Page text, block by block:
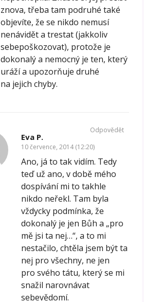
znova, třeba tam podruhé také
objevíte, že se nikdo nemusí
nenávidět a trestat (jakkoliv
sebepoškozovat), protože je
dokonalý a nemocný je ten, který
uráží a upozorňuje druhé
na jejich chyby.
Eva P.
10 července, 2014 (12:20)
Ano, já to tak vidím. Tedy
teď už ano, v době mého
dospívání mi to takhle
nikdo neřekl. Tam byla
vždycky podmínka, že
dokonalý je jen Bůh a „pro
mě jsi ta nej…“, a to mi
nestačilo, chtěla jsem být ta
nej pro všechny, ne jen
pro svého tátu, který se mi
snažil narovnávat
sebevědomí.
Odpovědět